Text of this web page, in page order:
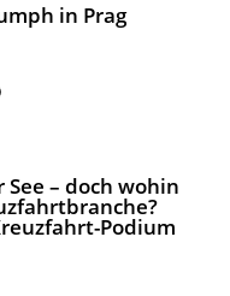
in Prag
– doch wohin
Podium